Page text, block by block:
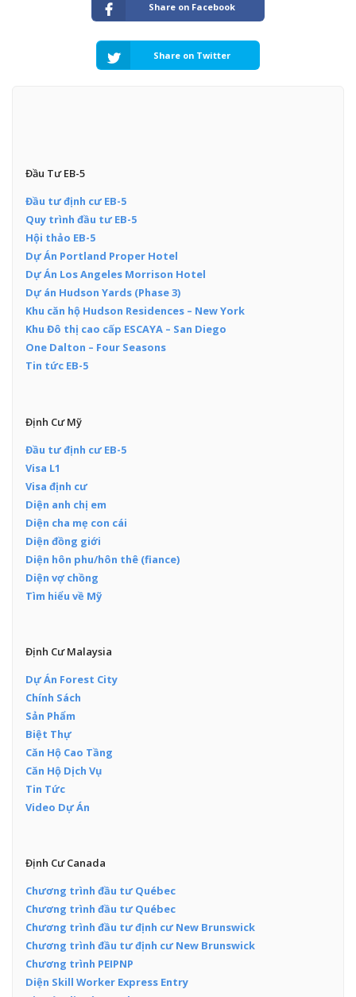
Share on Facebook
Share on Twitter
Đầu Tư EB-5
Đầu tư định cư EB-5
Quy trình đầu tư EB-5
Hội thảo EB-5
Dự Án Portland Proper Hotel
Dự Án Los Angeles Morrison Hotel
Dự án Hudson Yards (Phase 3)
Khu căn hộ Hudson Residences – New York
Khu Đô thị cao cấp ESCAYA – San Diego
One Dalton – Four Seasons
Tin tức EB-5
Định Cư Mỹ
Đầu tư định cư EB-5
Visa L1
Visa định cư
Diện anh chị em
Diện cha mẹ con cái
Diện đồng giới
Diện hôn phu/hôn thê (fiance)
Diện vợ chồng
Tìm hiểu về Mỹ
Định Cư Malaysia
Dự Án Forest City
Chính Sách
Sản Phẩm
Biệt Thự
Căn Hộ Cao Tầng
Căn Hộ Dịch Vụ
Tin Tức
Video Dự Án
Định Cư Canada
Chương trình đầu tư Québec
Chương trình đầu tư Québec
Chương trình đầu tư định cư New Brunswick
Chương trình đầu tư định cư New Brunswick
Chương trình PEIPNP
Diện Skill Worker Express Entry